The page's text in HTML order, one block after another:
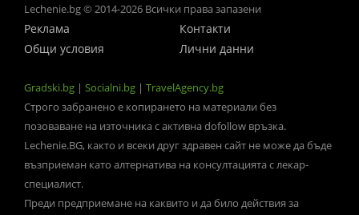
Lechenie.bg © 2014-2026 Всички права запазени
Реклама
Контакти
Общи условия
Лични данни
Gradski.bg | Socialni.bg | TravelAgency.bg
Строго забранено е копирането на материали без
позоваване на източника с активна dofollow връзка.
Lechenie.BG, както и всеки друг здравен сайт не може да бъде
възприеман като алтернатива на консултацията с лекар-
специалист.
Преди предприемане на каквито и да било действия за